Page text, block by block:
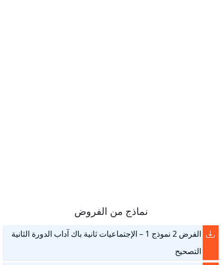
نماذج من الفروض
الفرض 2 نموذج 1 – الإجتماعيات ثانية باك آداب الدورة الثانية
التصحيح